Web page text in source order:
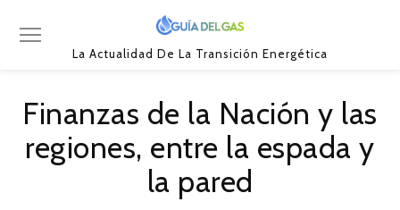
La Actualidad De La Transición Energética
Finanzas de la Nación y las
regiones, entre la espada y
la pared